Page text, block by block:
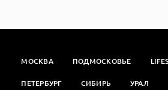
МОСКВА ПОДМОСКОВЬЕ
ПЕТЕРБУРГ СИБИРЬ УРАЛ